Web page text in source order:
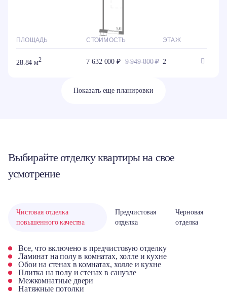
ПЛОЩАДЬ СТОИМОСТЬ ЭТАЖ
28.84 м2 7 632 000 ₽ 9 949 800 ₽ 2
Показать еще планировки
Выбирайте отделку квартиры на свое
усмотрение
Чистовая отделка
повышенного качества
Предчистовая
отделка
Черновая
отделка
Все, что включено в предчистовую отделку
Ламинат на полу в комнатах, холле и кухне
Обои на стенах в комнатах, холле и кухне
Плитка на полу и стенах в санузле
Межкомнатные двери
Натяжные потолки